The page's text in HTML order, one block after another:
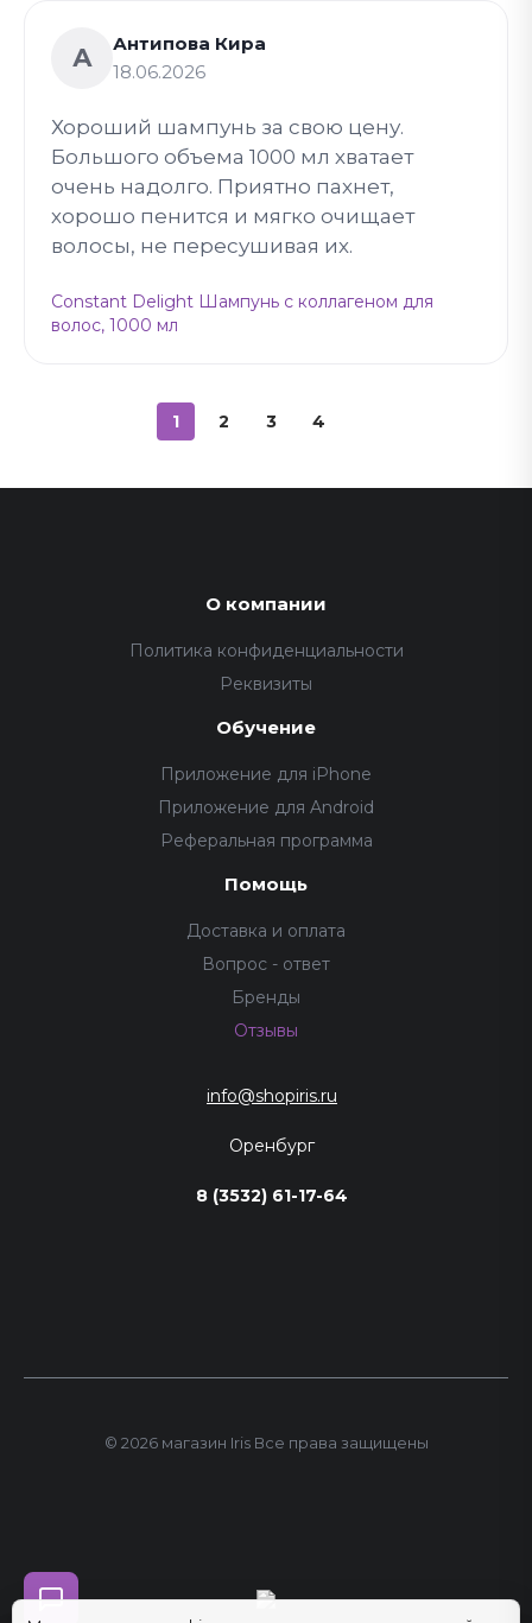
А
Антипова Кира
18.06.2026
Хороший шампунь за свою цену.
Большого объема 1000 мл хватает
очень надолго. Приятно пахнет,
хорошо пенится и мягко очищает
волосы, не пересушивая их.
Constant Delight Шампунь с коллагеном для
волос, 1000 мл
1 2 3 4
О компании
Политика конфиденциальности
Реквизиты
Обучение
Приложение для iPhone
Приложение для Android
Реферальная программа
Помощь
Доставка и оплата
Вопрос - ответ
Бренды
Отзывы
info@shopiris.ru
Оренбург
8 (3532) 61-17-64
© 2026 магазин Iris Все права защищены